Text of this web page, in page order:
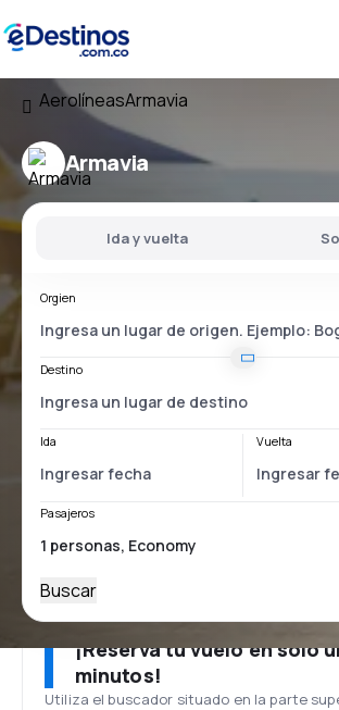
AerolíneasArmavia
Armavia
Ida y vuelta
Orgien
Destino
Ida Vuelta
Pasajeros
Buscar
¡Reserva tu vuelo en solo
minutos!
Utiliza el buscador situado en la parte